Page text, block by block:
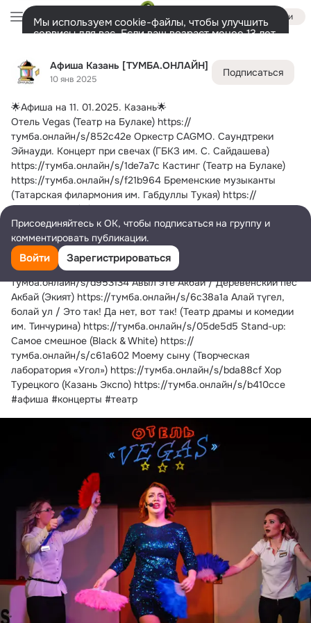
Афиша Казань [ТУМБА.ОНЛАЙН]
10 янв 2025
Подписаться
🌟Афиша на 11. 01.2025. Казань🌟
Отель Vegas (Театр на Булаке) https://
тумба.онлайн/s/852c42e Оркестр CAGMO. Саундтреки
Эйнауди. Концерт при свечах (ГБКЗ им. С. Сайдашева)
https://тумба.онлайн/s/1de7a7c Кастинг (Театр на Булаке)
https://тумба.онлайн/s/f21b964 Бременские музыканты
(Татарская филармония им. Габдуллы Тукая) https://
тумба.онлайн/s/4a750de Король казанского стендапа
(Comedy Crew) https://тумба.онлайн/s/8945610 Я, бабушка,
Илико и Илларион (Созвездие-Йолдызлык) https://
тумба.онлайн/s/a7909f1 Новогоднее путешествие с
фонарщиком Фаролеро (Памятник Мусе Джалилю) https://
тумба.онлайн/s/d953134 Авыл эте Акбай / Деревенский пёс
Акбай (Экият) https://тумба.онлайн/s/6c38a1a Алай түгел,
болай ул / Это так! Да нет, вот так! (Театр драмы и комедии
им. Тинчурина) https://тумба.онлайн/s/05de5d5 Stand-up:
Самое смешное (Black & White) https://
тумба.онлайн/s/c61a602 Моему сыну (Творческая
лаборатория «Угол») https://тумба.онлайн/s/bda88cf Хор
Турецкого (Казань Экспо) https://тумба.онлайн/s/b410cce
#афиша #концерты #театр
Войти
Мы используем cookie-файлы, чтобы улучшить
сервисы для вас. Если ваш возраст менее 13 лет,
Разрешить все
Лента Участники 106K Ещё
Дополнительная
колонка
Всё73 965 Обсуждаемые
Присоединяйтесь к ОК, чтобы подписаться на группу и
комментировать публикации.
Войти Зарегистрироваться